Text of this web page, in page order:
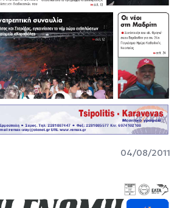
04/08/2011